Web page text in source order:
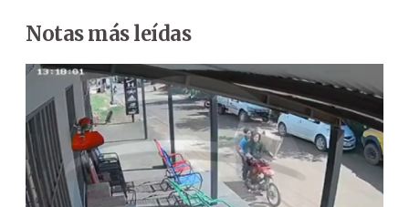
Notas más leídas